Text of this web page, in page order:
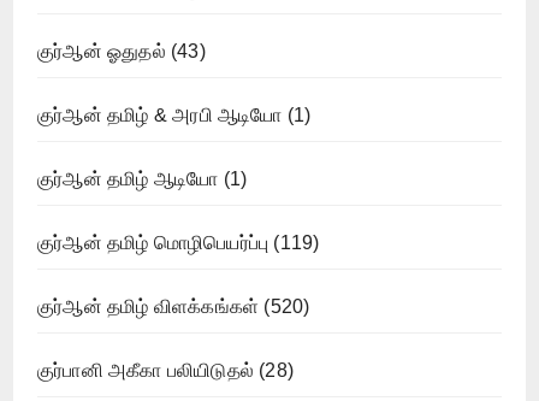
குர்ஆன் ஓதுதல் (43)
குர்ஆன் தமிழ் & அரபி ஆடியோ (1)
குர்ஆன் தமிழ் ஆடியோ (1)
குர்ஆன் தமிழ் மொழிபெயர்ப்பு (119)
குர்ஆன் தமிழ் விளக்கங்கள் (520)
குர்பானி அகீகா பலியிடுதல் (28)